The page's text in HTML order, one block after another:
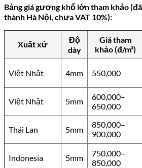
Bảng giá gương khổ lớn tham khảo
thành Hà Nội, chưa VAT 10%):
Xuất xứ
Độ
dày
Giá tham
khảo (đ/m²)
Việt Nhật 4mm 550,000
Việt Nhật 5mm
600,000–
650,000
Thái Lan 5mm
850,000–
900,000
Indonesia 5mm
750,000–
850,000